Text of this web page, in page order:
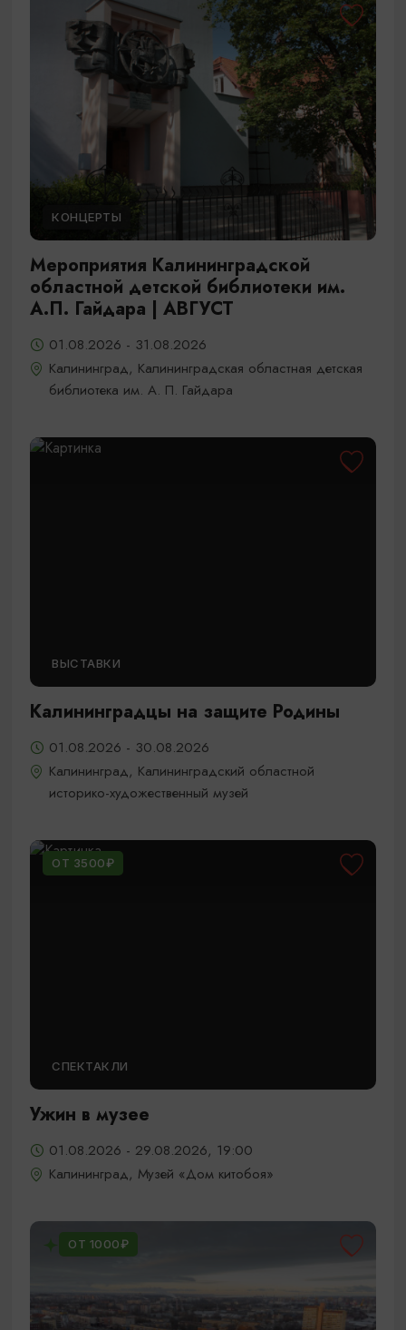
КОНЦЕРТЫ
Мероприятия Калининградской
областной детской библиотеки им.
А.П. Гайдара | АВГУСТ
01.08.2026 - 31.08.2026
Калининград, Калининградская областная детская
библиотека им. А. П. Гайдара
ВЫСТАВКИ
Калининградцы на защите Родины
01.08.2026 - 30.08.2026
Калининград, Калининградский областной
историко-художественный музей
ОТ 3500₽
СПЕКТАКЛИ
Ужин в музее
01.08.2026 - 29.08.2026, 19:00
Калининград, Музей «Дом китобоя»
ОТ 1000₽